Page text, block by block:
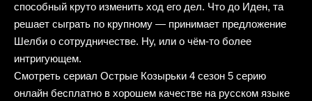
способный круто изменить ход его дел. Что до Иден, та
решает сыграть по крупному — принимает предложение
Шелби о сотрудничестве. Ну, или о чём-то более
интригующем.
Смотреть сериал Острые Козырьки 4 сезон 5 серию
онлайн бесплатно в хорошем качестве на русском языке